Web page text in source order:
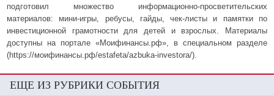
подготовил множество информационно-просветительских
материалов: мини-игры, ребусы, гайды, чек-листы и памятки по
инвестиционной грамотности для детей и взрослых. Материалы
доступны на портале «Моифинансы.рф», в специальном разделе
(https://моифинансы.рф/estafeta/azbuka-investora/).
ЕЩЕ ИЗ РУБРИКИ СОБЫТИЯ